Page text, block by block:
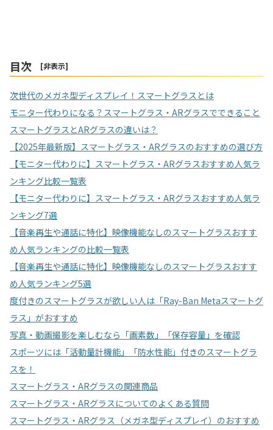
目次 [非表示]
次世代のメガネ型ディスプレイ！スマートグラスとは
モニター代わりになる？スマートグラス・ARグラスでできること
スマートグラスとARグラスの違いは？
【2025年最新版】スマートグラス・ARグラスのおすすめの選び方
【モニター代わりに】スマートグラス・ARグラスおすすめ人気ラ
ンキング比較一覧表
【モニター代わりに】スマートグラス・ARグラスおすすめ人気ラ
ンキング7選
【音楽再生や通話に特化】映像機能なしのスマートグラスおすす
め人気ランキングの比較一覧表
【音楽再生や通話に特化】映像機能なしのスマートグラスおすす
め人気ランキング5選
度付きのスマートグラスが欲しい人は「Ray-Ban Metaスマートグ
ラス」がおすすめ
写真・動画撮影を楽しむなら「画素数」「保存容量」を確認
スポーツには「活動量計機能」「防水性能」付きのスマートグラ
スを！
スマートグラス・ARグラスの関連商品
スマートグラス・ARグラスについてのよくある質問
スマートグラス・ARグラス（メガネ型ディスプレイ）のおすすめ